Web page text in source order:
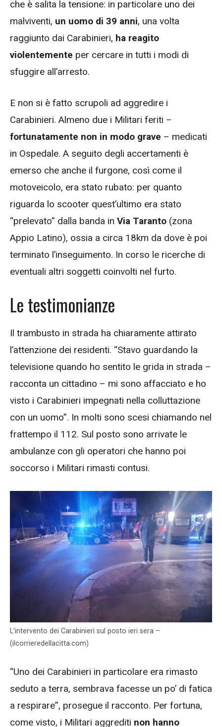
che è salita la tensione: in particolare uno dei
malviventi, un uomo di 39 anni, una volta
raggiunto dai Carabinieri, ha reagito
violentemente per cercare in tutti i modi di
sfuggire all’arresto.
E non si è fatto scrupoli ad aggredire i
Carabinieri. Almeno due i Militari feriti –
fortunatamente non in modo grave – medicati
in Ospedale. A seguito degli accertamenti è
emerso che anche il furgone, così come il
motoveicolo, era stato rubato: per quanto
riguarda lo scooter quest’ultimo era stato
“prelevato” dalla banda in Via Taranto (zona
Appio Latino), ossia a circa 18km da dove è poi
terminato l’inseguimento. In corso le ricerche di
eventuali altri soggetti coinvolti nel furto.
Le testimonianze
Il trambusto in strada ha chiaramente attirato
l’attenzione dei residenti. “Stavo guardando la
televisione quando ho sentito le grida in strada –
racconta un cittadino – mi sono affacciato e ho
visto i Carabinieri impegnati nella colluttazione
con un uomo”. In molti sono scesi chiamando nel
frattempo il 112. Sul posto sono arrivate le
ambulanze con gli operatori che hanno poi
soccorso i Militari rimasti contusi.
L’intervento dei Carabinieri sul posto ieri sera –
(ilcorrieredellacitta.com)
“Uno dei Carabinieri in particolare era rimasto
seduto a terra, sembrava facesse un po’ di fatica
a respirare”, prosegue il racconto. Per fortuna,
come visto, i Militari aggrediti non hanno